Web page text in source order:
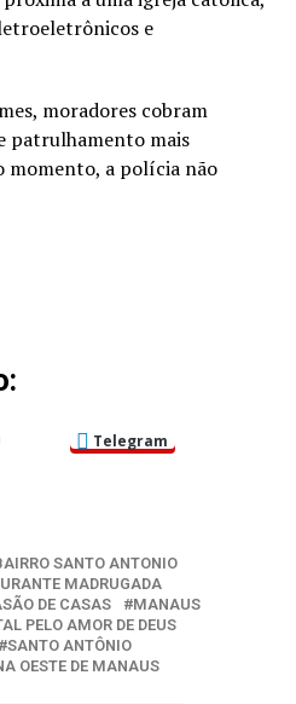
e
moradores cobram
patrulhamento mais
momento, a polícia não
Telegram
SANTO ANTONIO
MADRUGADA
DE CASAS
MANAUS
PELO AMOR DE DEUS
SANTO ANTÔNIO
OESTE DE MANAUS